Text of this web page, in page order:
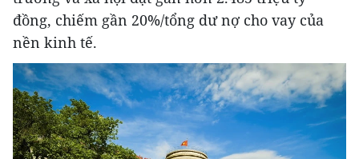
đồng, chiếm gần 20%/tổng dư nợ cho vay của
nền kinh tế.